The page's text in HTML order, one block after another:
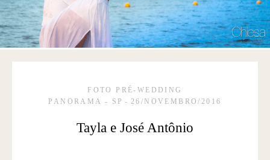
FOTO PRÉ-WEDDING
PANORAMA - SP
26/NOVEMBRO/2016
Tayla e José Antônio